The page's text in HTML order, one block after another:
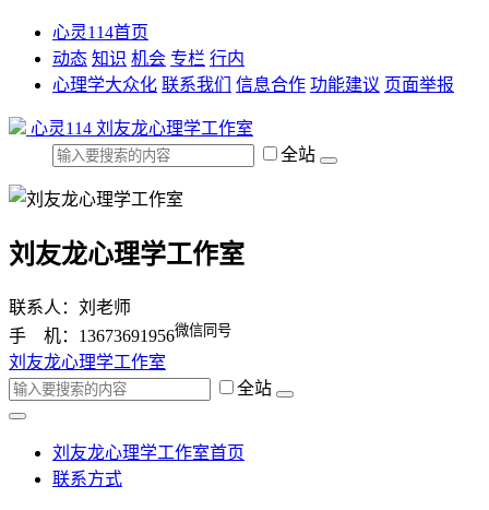
心灵114首页
动态 知识 机会 专栏 行内
心理学大众化 联系我们 信息合作 功能建议 页面举报
心灵114 刘友龙心理学工作室
全站
刘友龙心理学工作室
联系人：刘老师
手 机：13673691956微信同号
刘友龙心理学工作室
全站
刘友龙心理学工作室首页
联系方式